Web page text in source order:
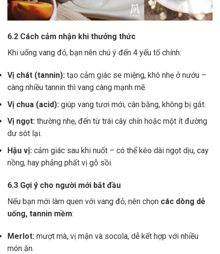
6.2 Cách cảm nhận khi thưởng thức
Khi uống vang đỏ, bạn nên chú ý đến 4 yếu tố chính:
Vị chát (tannin): tạo cảm giác se miệng, khô nhẹ ở nướu –
càng nhiều tannin thì vang càng mạnh mẽ.
Vị chua (acid): giúp vang tươi mới, cân bằng, không bị gắt.
Vị ngọt: thường nhẹ, đến từ trái cây chín hoặc một ít đường
dư sót lại.
Hậu vị: cảm giác sau khi nuốt – có thể kéo dài ngọt dịu, cay
nồng, hay phảng phất vị gỗ sồi.
6.3 Gợi ý cho người mới bắt đầu
Nếu bạn mới làm quen với vang đỏ, nên chọn các dòng dễ
uống, tannin mềm:
Merlot: mượt mà, vị mận và socola, dễ kết hợp với nhiều
món ăn.